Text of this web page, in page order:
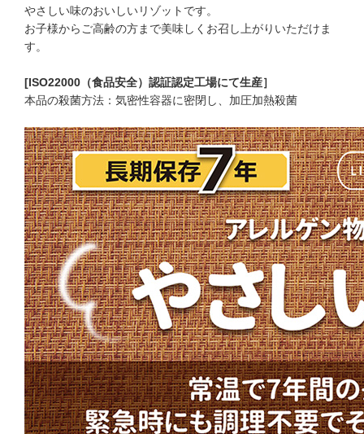
やさしい味のおいしいリゾットです。
お子様からご高齢の方まで美味しくお召し上がりいただけま
す。
[ISO22000（食品安全）認証認定工場にて生産］
本品の殺菌方法：気密性容器に密閉し、加圧加熱殺菌